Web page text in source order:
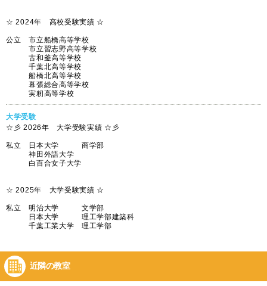
☆ 2024年 高校受験実績 ☆
公立 市立船橋高等学校
市立習志野高等学校
古和釜高等学校
千葉北高等学校
船橋北高等学校
幕張総合高等学校
実籾高等学校
大学受験
☆彡 2026年 大学受験実績 ☆彡
私立 日本大学 商学部
神田外語大学
白百合女子大学
☆ 2025年 大学受験実績 ☆
私立 明治大学 文学部
日本大学 理工学部建築科
千葉工業大学 理工学部
近隣の教室